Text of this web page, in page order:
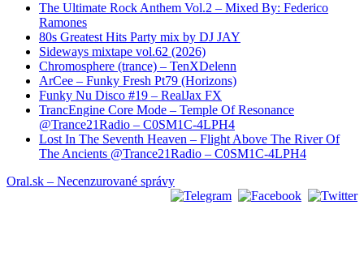
The Ultimate Rock Anthem Vol.2 – Mixed By: Federico
Ramones
80s Greatest Hits Party mix by DJ JAY
Sideways mixtape vol.62 (2026)
Chromosphere (trance) – TenXDelenn
ArCee – Funky Fresh Pt79 (Horizons)
Funky Nu Disco #19 – RealJax FX
TrancEngine Core Mode – Temple Of Resonance
@Trance21Radio – C0SM1C-4LPH4
Lost In The Seventh Heaven – Flight Above The River Of
The Ancients @Trance21Radio – C0SM1C-4LPH4
Oral.sk – Necenzurované správy